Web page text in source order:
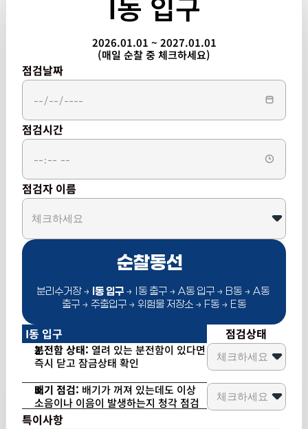
2026.01.01 ~ 2027.01.01
(매일 순찰 중 체크하세요)
점검날짜
점검시간
점검자 이름
순찰동선
분리수거장 → I동 입구 → I동 출구 → A동 입구 → B동 → A동
출구 → 주출입구 → 위험물 저장소 → F동 → E동
I동 입구
분전함 상태: 열려 있는 분전함이 있다면
즉시 닫고 잠금상태 확인
점검상태
배기 점검: 배기가 꺼져 있는데도 이상
소음이나 이음이 발생하는지 청각 점검
특이사항